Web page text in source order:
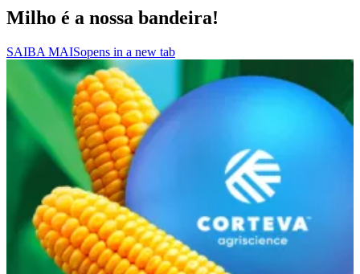
Milho é a nossa bandeira!
SAIBA MAISopens in a new tab